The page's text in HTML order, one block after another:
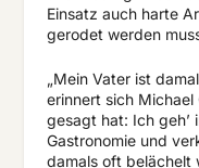
Einsatz auch harte
gerodet werden
„Mein Vater ist
erinnert sich Michael
gesagt hat: Ich geh’
Gastronomie und
damals oft belächelt